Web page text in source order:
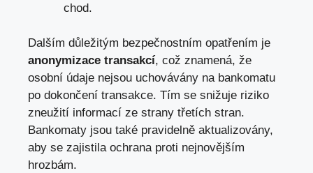
chod.
Dalším důležitým bezpečnostním opatřením je
anonymizace transakcí, což znamená, že
osobní údaje nejsou uchovávány na bankomatu
po dokončení transakce. Tím se snižuje riziko
zneužití informací ze strany třetích stran.
Bankomaty jsou také pravidelně aktualizovány,
aby se zajistila ochrana proti nejnovějším
hrozbám.